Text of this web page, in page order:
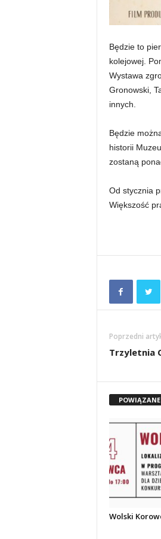
Będzie to
kolejowej.
Wystawa
Gronowski,
innych.
Będzie
historii
zostaną
Od stycznia
Większość
Poprzedni
Trzyletnia
Wolski